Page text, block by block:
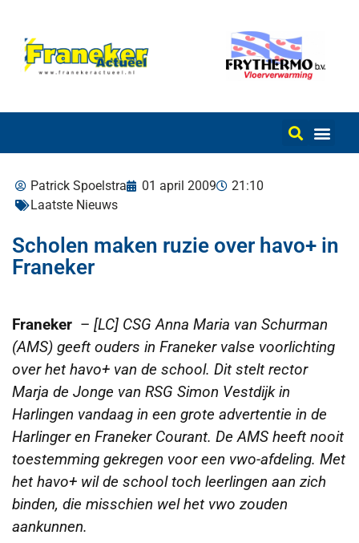
Patrick Spoelstra 01 april 2009
21:10
Laatste Nieuws
Scholen maken ruzie over havo+ in
Franeker
Franeker – [LC] CSG Anna Maria van Schurman
(AMS) geeft ouders in Franeker valse voorlichting
over het havo+ van de school. Dit stelt rector
Marja de Jonge van RSG Simon Vestdijk in
Harlingen vandaag in een grote advertentie in de
Harlinger en Franeker Courant. De AMS heeft nooit
toestemming gekregen voor een vwo-afdeling. Met
het havo+ wil de school toch leerlingen aan zich
binden, die misschien wel het vwo zouden
aankunnen.